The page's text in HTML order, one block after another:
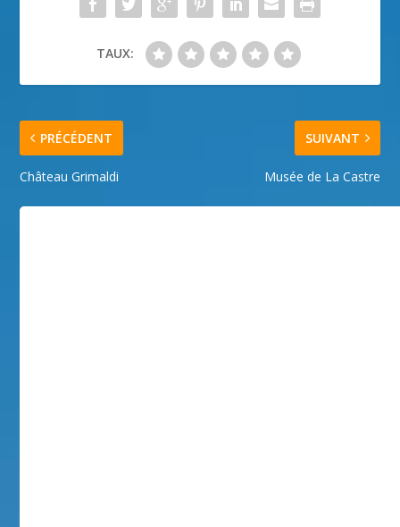
TAUX:
PRÉCÉDENT
Château Grimaldi
SUIVANT
Musée de La Castre